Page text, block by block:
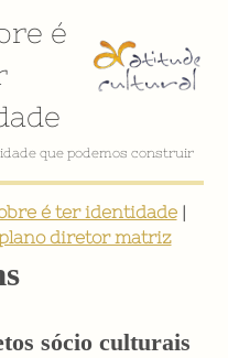
é
é ter identidade|
diretor matriz
sócio culturais